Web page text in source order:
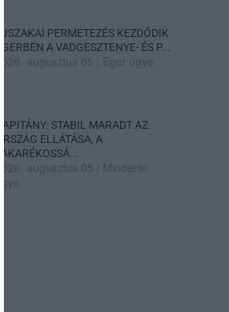
ÉJSZAKAI PERMETEZÉS KEZDŐDIK
EGERBEN A VADGESZTENYE- ÉS P...
2026. augusztus 05 Eger ügye
KAPITÁNY: STABIL MARADT AZ
ORSZÁG ELLÁTÁSA, A
TAKARÉKOSSÁ...
2026. augusztus 05
Mindenki
ügye